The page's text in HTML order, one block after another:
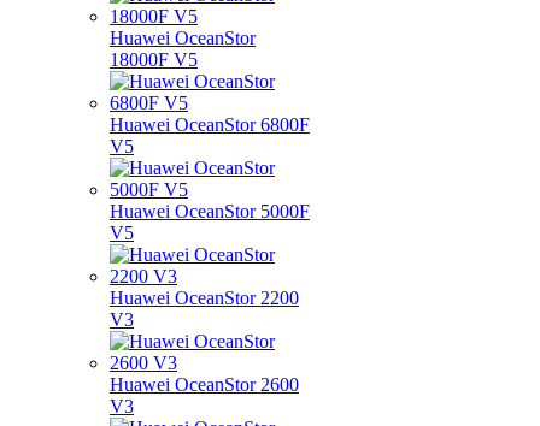
Huawei OceanStor
18000F V5
Huawei OceanStor 6800F
V5
Huawei OceanStor 5000F
V5
Huawei OceanStor 2200
V3
Huawei OceanStor 2600
V3